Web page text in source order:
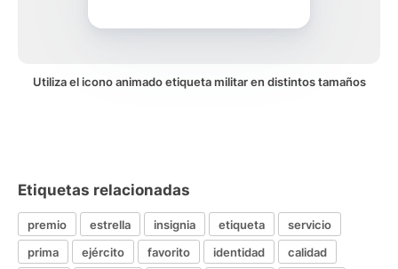
Utiliza el icono animado etiqueta militar en distintos tamaños
Etiquetas relacionadas
premio estrella insignia etiqueta
servicio
prima
ejército favorito identidad
calidad